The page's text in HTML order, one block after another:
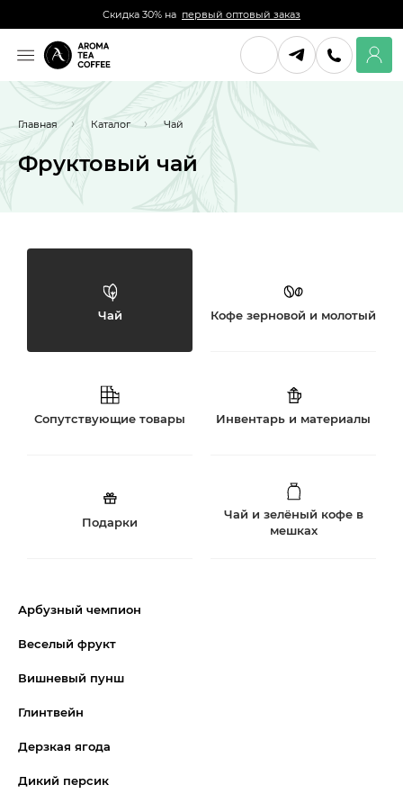
Скидка 30% на первый оптовый заказ
Главная Каталог Чай
Фруктовый чай
Чай Кофе зерновой и молотый
Сопутствующие товары Инвентарь и материалы
Подарки
Чай и зелёный кофе в
мешках
Арбузный чемпион
Веселый фрукт
Вишневый пунш
Глинтвейн
Дерзкая ягода
Дикий персик